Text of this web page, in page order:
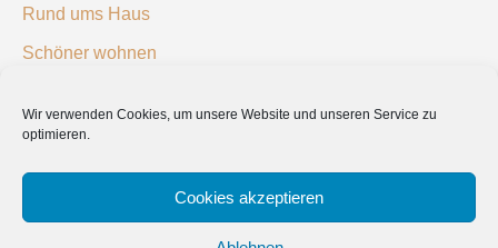
Wir verwenden Cookies, um unsere Website und unseren Service zu
optimieren.
Cookies akzeptieren
Rund ums Haus
Schöner wohnen